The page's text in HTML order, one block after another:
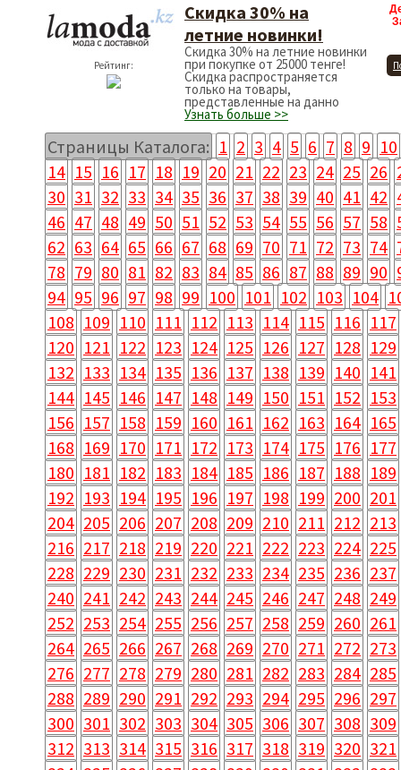
Рейтинг:
Скидка 30% на
летние новинки!
Скидка 30% на летние новинки
при покупке от 25000 тенге!
Скидка распространяется
только на товары,
представленные на данно
Узнать больше >>
Страницы Каталога: 1 2 3 4 5 6 7 8 9 10
14 15 16 17 18 19 20 21 22 23 24 25 26
30 31 32 33 34 35 36 37 38 39 40 41 42
46 47 48 49 50 51 52 53 54 55 56 57 58
62 63 64 65 66 67 68 69 70 71 72 73 74
78 79 80 81 82 83 84 85 86 87 88 89 90
94 95 96 97 98 99 100 101 102 103 104
108 109 110 111 112 113 114 115 116 117
120 121 122 123 124 125 126 127 128 129
132 133 134 135 136 137 138 139 140 141
144 145 146 147 148 149 150 151 152 153
156 157 158 159 160 161 162 163 164 165
168 169 170 171 172 173 174 175 176 177
180 181 182 183 184 185 186 187 188 189
192 193 194 195 196 197 198 199 200 201
204 205 206 207 208 209 210 211 212 213
216 217 218 219 220 221 222 223 224 225
228 229 230 231 232 233 234 235 236 237
240 241 242 243 244 245 246 247 248 249
252 253 254 255 256 257 258 259 260 261
264 265 266 267 268 269 270 271 272 273
276 277 278 279 280 281 282 283 284 285
288 289 290 291 292 293 294 295 296 297
300 301 302 303 304 305 306 307 308 309
312 313 314 315 316 317 318 319 320 321